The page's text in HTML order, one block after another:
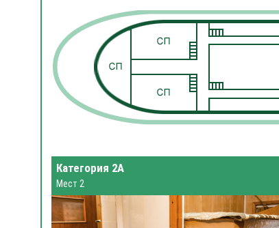
Категория 2А
Мест 2